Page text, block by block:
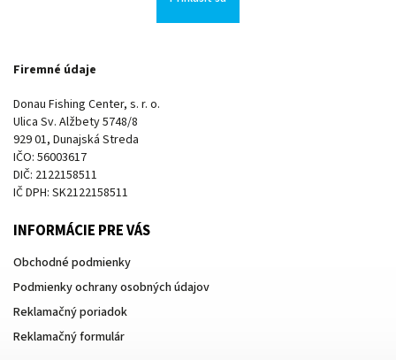
Firemné údaje
Donau Fishing Center, s. r. o.
Ulica Sv. Alžbety 5748/8
929 01, Dunajská Streda
IČO: 56003617
DIČ: 2122158511
IČ DPH: SK2122158511
INFORMÁCIE PRE VÁS
Obchodné podmienky
Podmienky ochrany osobných údajov
Reklamačný poriadok
Reklamačný formulár